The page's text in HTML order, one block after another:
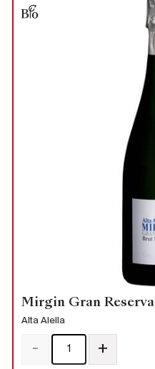
Mirgin Gran Reserva
Alta Alella
- +